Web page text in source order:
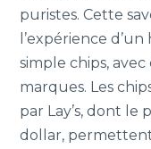
puristes. Cette
l’expérience
simple chips,
marques. Les
par Lay’s, dont le
dollar,